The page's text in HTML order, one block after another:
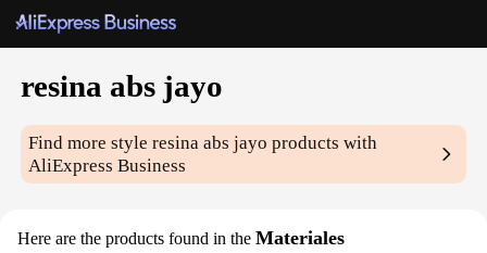
resina abs jayo
Find more styleresina abs jayo products with
AliExpress Business
Here are the products found in the Materiales